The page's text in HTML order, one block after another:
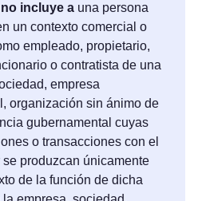
incluye a una persona
un contexto comercial o
empleado, propietario,
o contratista de una
empresa
organización sin ánimo de
gubernamental cuyas
o transacciones con el
produzcan únicamente
de la función de dicha